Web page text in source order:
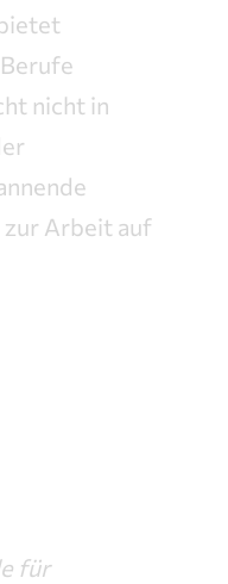
nicht in
Arbeit auf
für